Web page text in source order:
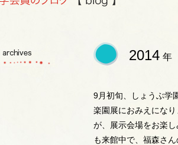
2014 年
9月初旬、しょうぶ学
楽園展におみえにな
が、展示会場をお楽
も来館中で、福森さ